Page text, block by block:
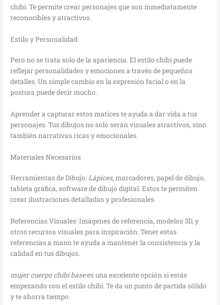
chibi. Te permite crear personajes que son inmediatamente
reconocibles y atractivos.
Estilo y Personalidad
Pero no se trata solo de la apariencia. El estilo chibi puede
reflejar personalidades y emociones a través de pequeños
detalles. Un simple cambio en la expresión facial o en la
postura puede decir mucho.
Aprender a capturar estos matices te ayuda a dar vida a tus
personajes. Tus dibujos no solo serán visuales atractivos, sino
también narrativas ricas y emocionales.
Materiales Necesarios
Herramientas de Dibujo:Lápices, marcadores, papel de dibujo,
tableta gráfica, software de dibujo digital. Estos te permiten
crear ilustraciones detalladas y profesionales.
Referencias Visuales: Imágenes de referencia, modelos 3D, y
otros recursos visuales para inspiración. Tener estas
referencias a mano te ayuda a mantener la consistencia y la
calidad en tus dibujos.
mujer cuerpo chibi basees una excelente opción si estás
empezando con el estilo chibi. Te da un punto de partida sólido
y te ahorra tiempo.